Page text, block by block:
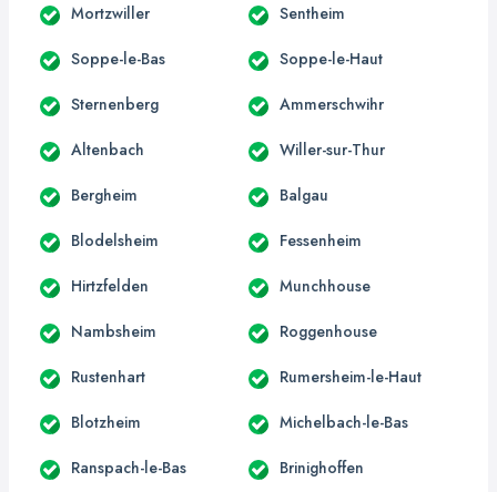
Mortzwiller Sentheim
Soppe-le-Bas Soppe-le-Haut
Sternenberg Ammerschwihr
Altenbach Willer-sur-Thur
Bergheim Balgau
Blodelsheim Fessenheim
Hirtzfelden Munchhouse
Nambsheim Roggenhouse
Rustenhart Rumersheim-le-Haut
Blotzheim Michelbach-le-Bas
Ranspach-le-Bas Brinighoffen